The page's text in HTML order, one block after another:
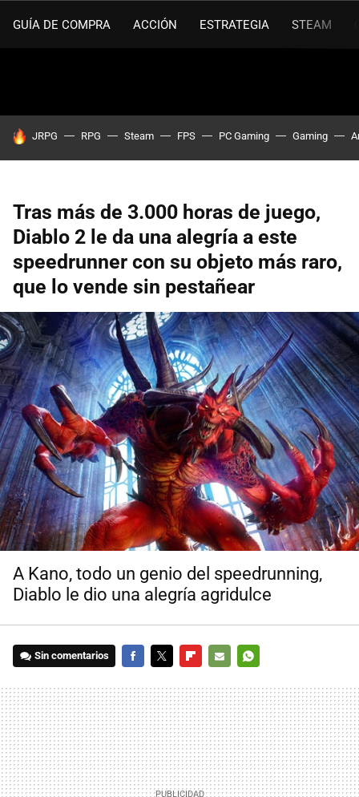
GUÍA DE COMPRA ACCIÓN ESTRATEGIA STEAM
HOY SE HABLA DE
JRPG RPG Steam FPS PC Gaming Gaming
Tras más de 3.000 horas de juego,
Diablo 2 le da una alegría a este
speedrunner con su objeto más raro,
que lo vende sin pestañear
A Kano, todo un genio del speedrunning,
Diablo le dio una alegría agridulce
Sin comentarios
MAIL